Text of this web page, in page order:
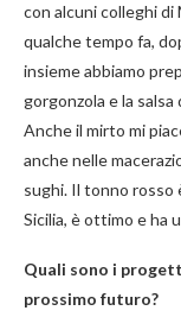
con alcuni colleghi
qualche tempo fa,
insieme abbiamo
gorgonzola e la
Anche il mirto mi
anche nelle
sughi. Il tonno rosso
Sicilia, è ottimo e ha
Quali sono i
prossimo futuro?